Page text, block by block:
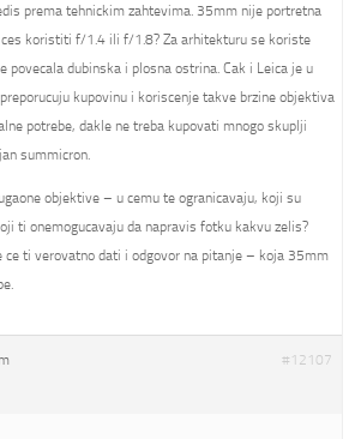
prema tehnickim zahtevima. 35mm nije portretna
ces koristiti f/1.4 ili f/1.8? Za arhitekturu se koriste
povecala dubinska i plosna ostrina. Cak i Leica je u
kupovinu i koriscenje takve brzine objektiva
potrebe, dakle ne treba kupovati mnogo skuplji
summicron.
objektive – u cemu te ogranicavaju, koji su
ti onemogucavaju da napravis fotku kakvu zelis?
ce ti verovatno dati i odgovor na pitanje – koja 35mm
#12107